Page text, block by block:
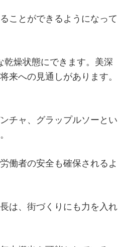
ことができるようになって
燥状態にできます。美深
への見通しがあります。
チャ、グラップルソーとい
働者の安全も確保されるよ
は、街づくりにも力を入れ